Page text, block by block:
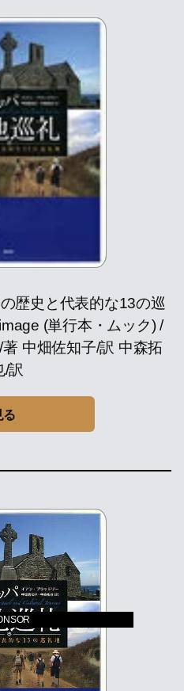
歴史と代表的な13の巡
(単行本・ムック) /
中畑佐知子/訳 中森拓
/訳
る